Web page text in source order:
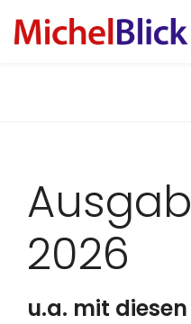
TOURISMUS-TIPPS
INFOS & MEDIADATEN
KONTAKT
2026
u.a. mit